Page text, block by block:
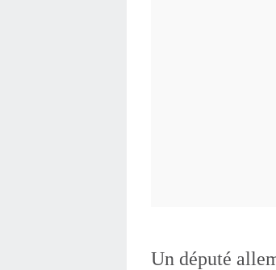
Un député